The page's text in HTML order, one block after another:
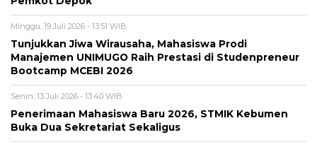
Minggu, 19 Juli 2026 - 13:51 WIB
Tunjukkan Jiwa Wirausaha, Mahasiswa Prodi
Manajemen UNIMUGO Raih Prestasi di Studenpreneur
Bootcamp MCEBI 2026
Senin, 13 Juli 2026 - 13:40 WIB
Penerimaan Mahasiswa Baru 2026, STMIK Kebumen
Buka Dua Sekretariat Sekaligus